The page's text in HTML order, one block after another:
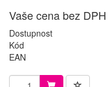
Vaše cena bez DPH
Dostupnost
Kód
EAN